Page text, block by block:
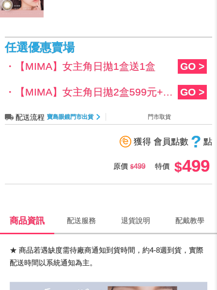
任選優惠賣場
・【MIMA】女主角日拋1盒送1盒 GO >
・【MIMA】女主角日拋2盒599元+99多1盒 GO >
配送流程 寶島眼鏡門市出貨 門市取貨
獲得 會員點數 ? 點
原價 499 特價 499
商品資訊 配送服務 退貨說明 配戴教學
★ 商品若遇缺度需待廠商通知到貨時間，約4-8週到貨，實際
配送時間以系統通知為主。